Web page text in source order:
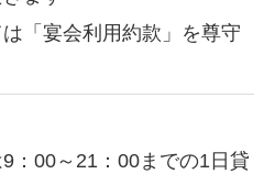
「宴会利用約款」を尊守
：00～21：00までの1日貸